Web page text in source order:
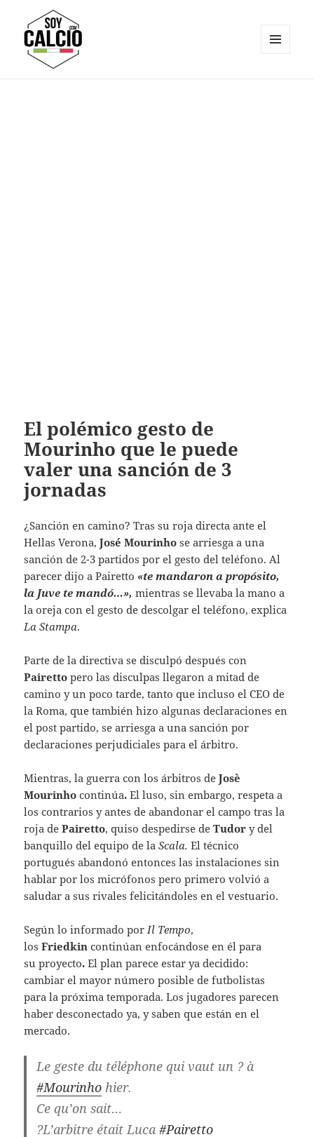
El polémico gesto de
Mourinho que le puede
valer una sanción de 3
jornadas
¿Sanción en camino? Tras su roja directa ante el
Hellas Verona,José Mourinho se arriesga a una
sanción de 2-3 partidos por el gesto del teléfono. Al
parecer dijo a Pairetto «te mandaron a propósito,
la Juve te mandó…», mientras se llevaba la mano a
la oreja con el gesto de descolgar el teléfono, explica
La Stampa.
Parte de la directiva se disculpó después con
Pairetto pero las disculpas llegaron a mitad de
camino y un poco tarde, tanto que incluso el CEO de
la Roma, que también hizo algunas declaraciones en
el post partido, se arriesga a una sanción por
declaraciones perjudiciales para el árbitro.
Mientras, la guerra con los árbitros deJosè
Mourinho continúa.El luso, sin embargo, respeta a
los contrarios y antes de abandonar el campo tras la
roja dePairetto, quiso despedirse deTudor y del
banquillo del equipo de laScala. El técnico
portugués abandonó entonces las instalaciones sin
hablar por los micrófonos pero primero volvió a
saludar a sus rivales felicitándoles en el vestuario.
Según lo informado porIl Tempo,
losFriedkin continúan enfocándose en él para
su proyecto. El plan parece estar ya decidido:
cambiar el mayor número posible de futbolistas
para la próxima temporada. Los jugadores parecen
haber desconectado ya, y saben que están en el
mercado.
Le geste du téléphone qui vaut un ? à
#Mourinho hier.
Ce qu’on sait…
?L’arbitre était Luca#Pairetto